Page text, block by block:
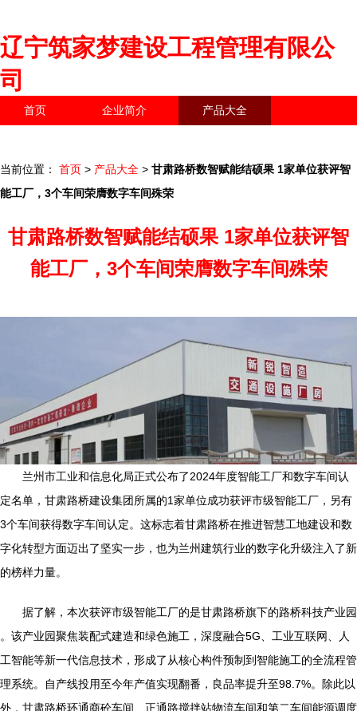
辽宁筑家梦建设工程管理有限公
司
首页 企业简介 产品大全
当前位置： 首页 > 产品大全 > 甘肃路桥数智赋能结硕果 1家单位获评智
能工厂，3个车间荣膺数字车间殊荣
甘肃路桥数智赋能结硕果 1家单位获评智
能工厂，3个车间荣膺数字车间殊荣
兰州市工业和信息化局正式公布了2024年度智能工厂和数字车间认
定名单，甘肃路桥建设集团所属的1家单位成功获评市级智能工厂，另有
3个车间获得数字车间认定。这标志着甘肃路桥在推进智慧工地建设和数
字化转型方面迈出了坚实一步，也为兰州建筑行业的数字化升级注入了新
的榜样力量。
据了解，本次获评市级智能工厂的是甘肃路桥旗下的路桥科技产业园
。该产业园聚焦装配式建造和绿色施工，深度融合5G、工业互联网、人
工智能等新一代信息技术，形成了从核心构件预制到智能施工的全流程管
理系统。自产线投用至今年产值实现翻番，良品率提升至98.7%。除此以
外，甘肃路桥环通商砼车间、正通路搅拌站物流车间和第二车间能源调度